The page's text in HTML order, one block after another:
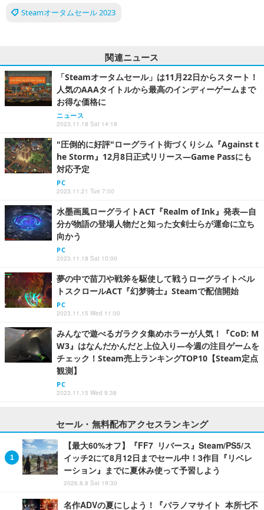
Steamオータムセール 2023
関連ニュース
「Steamオータムセール」は11月22日からスタート！
人気のAAAタイトルから最高のインディーゲームまで
お得な価格に
ニュース
2023.11.18 Sat 14:18
"圧倒的に好評"ローグライト街づくりシム『Against t
he Storm』12月8日正式リリース―Game Passにも
対応予定
PC
2023.11.21 Tue 7:00
水墨画風ローグライトACT『Realm of Ink』発表―自
分が物語の登場人物だと知った女剣士らが運命に立ち
向かう
PC
2023.11.18 Sat 10:00
夢の中で苗刀や戦斧を駆使して戦うローグライトベル
トスクロールACT『幻梦骑士』Steamで配信開始
PC
2023.11.15 Wed 11:00
みんなで遊べるガラクタ集めホラーが人気！『CoD: M
W3』はなんだかんだと上位入り―今週の注目ゲームを
チェック！Steam売上ランキングTOP10【Steam定点
観測】
PC
2023.11.15 Wed 9:38
セール・無料配布アクセスランキング
【最大60%オフ】『FF7 リバース』Steam/PS5/ス
イッチ2にて8月12日までセール中！3作目『リベレ
ーション』までに夏休み使って予習しよう
2026.8.8 Sat 19:30
名作ADVの夏にしよう！『パラノマサイト 本所七不